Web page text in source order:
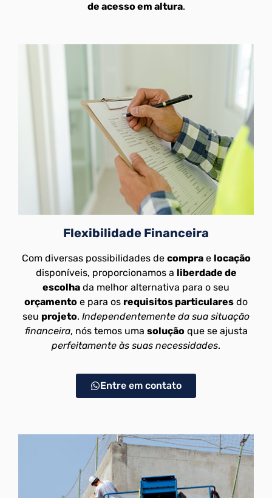
de acesso em altura.
Flexibilidade Financeira
Com diversas possibilidades de comprae locação
disponíveis, proporcionamos a liberdade de
escolha da melhor alternativa para o seu
orçamento e para os requisitos particulares do
seu projeto. Independentemente da sua situação
financeira, nós temos uma soluçãoque se ajusta
perfeitamente às suas necessidades.
Entre em contato